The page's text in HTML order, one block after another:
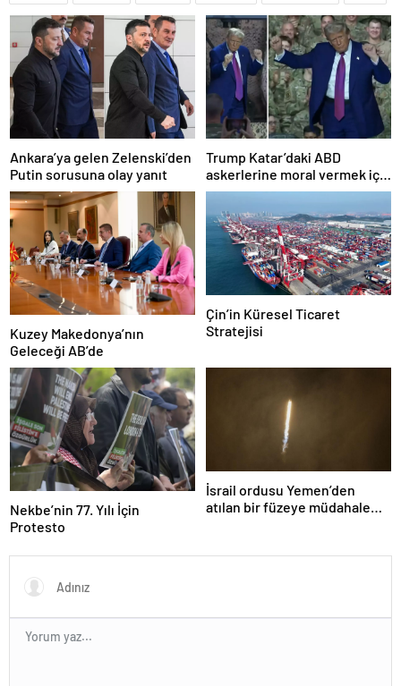
Ankara’ya gelen Zelenski’den
Putin sorusuna olay yanıt
Trump Katar’daki ABD
askerlerine moral vermek için
dans etti
Kuzey Makedonya’nın
Geleceği AB’de
Çin’in Küresel Ticaret
Stratejisi
Nekbe’nin 77. Yılı İçin
Protesto
İsrail ordusu Yemen’den
atılan bir füzeye müdahale